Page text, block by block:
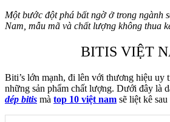
Một bước đột phá bất ngờ ở trong ngành
Nam, mẫu mã và chất lượng không thua
BITIS VIỆT
Biti’s lớn mạnh, đi lên với thương hiệu uy
những sản phẩm chất lượng. Dưới đây là
dép bitis mà top 10 việt nam sẽ liệt kê